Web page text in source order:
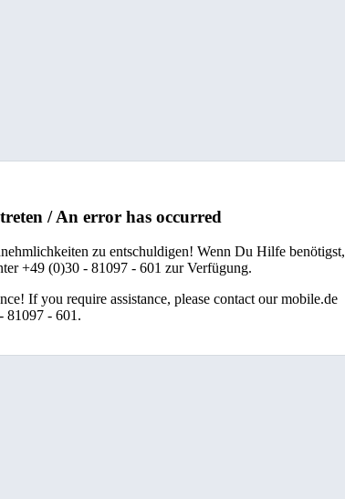
/ An error has occurred
zu entschuldigen! Wenn Du Hilfe benötigst,
+49 (0)30 - 81097 - 601 zur Verfügung.
If you require assistance, please contact our mobile.de
81097 - 601.